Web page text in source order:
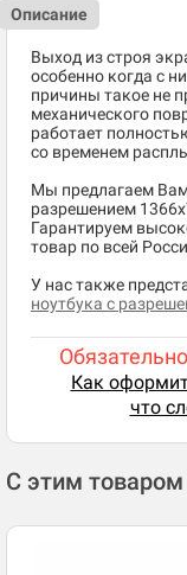
Описание
Выход из строя
особенно когда с
причины такое не
механического
работает
со временем
Мы предлагаем
разрешением
Гарантируем
товар по всей
У нас также
ноутбука с
Как
что
С этим